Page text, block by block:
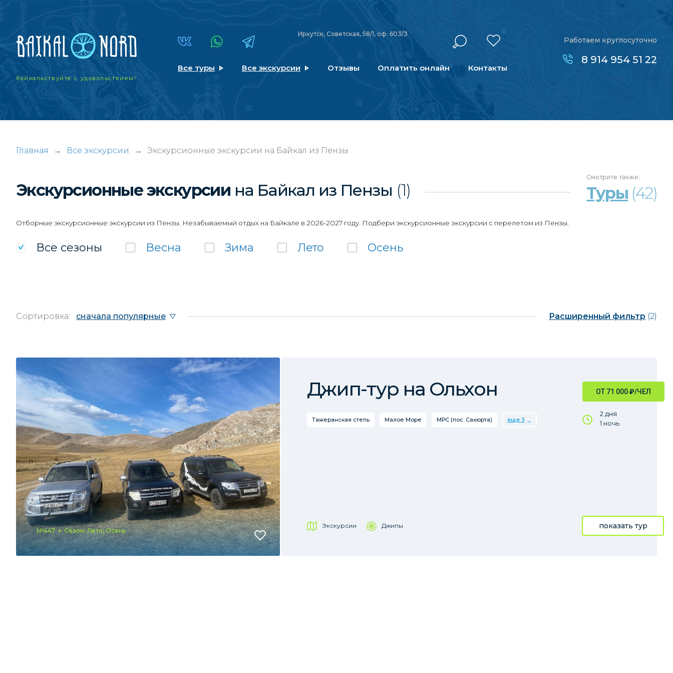
байкальствуйтес удовольствием!
Иркутск, Советская, 58/1, оф. 603/3 0
Все туры Все экскурсии Отзывы Оплатить онлайн Контакты
Работаем круглосуточно
8 914 954 51 22
Главная → Все экскурсии → Экскурсионные экскурсии на Байкал из Пензы
Экскурсионные экскурсии на Байкал из Пензы (1)
Смотрите также:
Туры (42)
Отборные экскурсионные экскурсии из Пензы. Незабываемый отдых на Байкале в 2026-2027 году. Подбери экскурсионные экскурсии с перелетом из Пензы.
Все сезоны Весна Зима Лето Осень
Сортировка: сначала популярные Расширенный фильтр (2)
№447 Сезон: Лето, Осень
ОТ 71 000₽/ЧЕЛ
2 дня
1 ночь
Джип-тур на Ольхон
Тажеранская степь Малое Море МРС (пос. Сахюрта) еще 3
Экскурсии Джипы показать тур